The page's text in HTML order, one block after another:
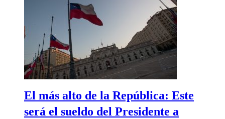
El más alto de la República: Este
será el sueldo del Presidente a